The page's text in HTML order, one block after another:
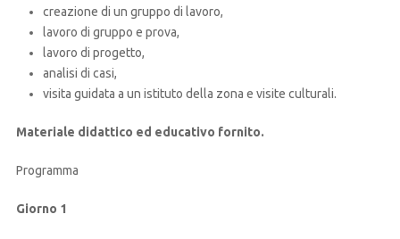
creazione di un gruppo di lavoro,
lavoro di gruppo e prova,
lavoro di progetto,
analisi di casi,
visita guidata a un istituto della zona e visite culturali.
Materiale didattico ed educativo fornito.
Programma
Giorno 1